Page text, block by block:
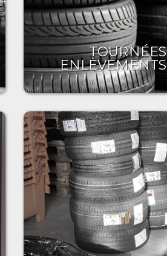
TOURNÉES
ENLÈVEMENTS